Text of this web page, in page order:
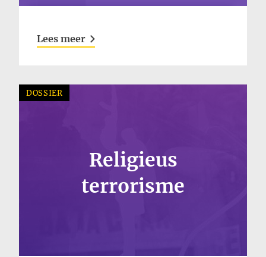
Lees meer
DOSSIER
Religieus
terrorisme